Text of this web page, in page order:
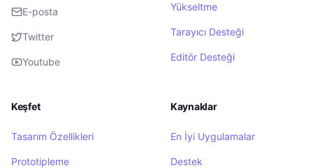
E-posta
Twitter
Youtube
Yükseltme
Tarayıcı Desteği
Editör Desteği
Keşfet
Tasarım Özellikleri
Prototipleme
Kaynaklar
En İyi Uygulamalar
Destek